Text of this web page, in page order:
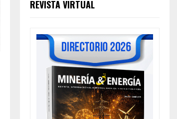
REVISTA VIRTUAL